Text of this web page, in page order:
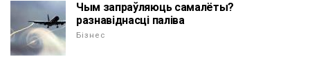
Чым запраўляюць самалёты?
разнавіднасці паліва
Бізнес